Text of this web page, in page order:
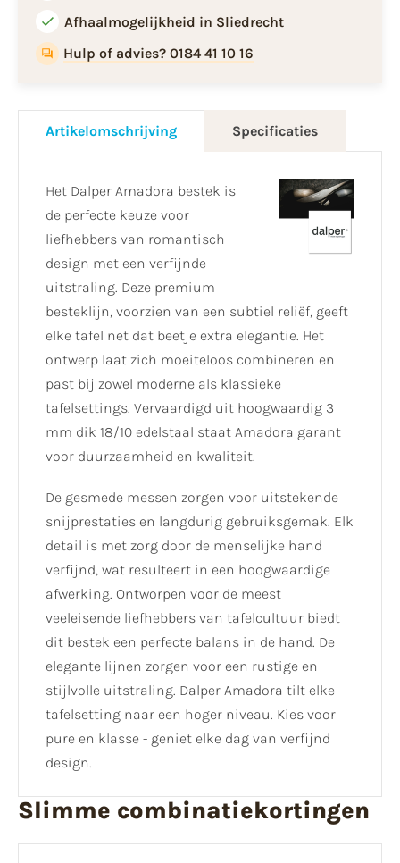
Afhaalmogelijkheid in Sliedrecht
Hulp of advies? 0184 41 10 16
Artikelomschrijving Specificaties
Het Dalper Amadora bestek is
de perfecte keuze voor
liefhebbers van romantisch
design met een verfijnde
uitstraling. Deze premium
besteklijn, voorzien van een subtiel reliëf, geeft
elke tafel net dat beetje extra elegantie. Het
ontwerp laat zich moeiteloos combineren en
past bij zowel moderne als klassieke
tafelsettings. Vervaardigd uit hoogwaardig 3
mm dik 18/10 edelstaal staat Amadora garant
voor duurzaamheid en kwaliteit.
De gesmede messen zorgen voor uitstekende
snijprestaties en langdurig gebruiksgemak. Elk
detail is met zorg door de menselijke hand
verfijnd, wat resulteert in een hoogwaardige
afwerking. Ontworpen voor de meest
veeleisende liefhebbers van tafelcultuur biedt
dit bestek een perfecte balans in de hand. De
elegante lijnen zorgen voor een rustige en
stijlvolle uitstraling. Dalper Amadora tilt elke
tafelsetting naar een hoger niveau. Kies voor
pure en klasse - geniet elke dag van verfijnd
design.
Slimme combinatiekortingen